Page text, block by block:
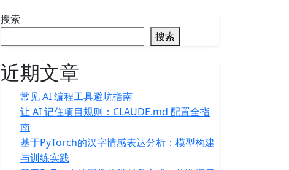
搜索
搜索
近期文章
常见 AI 编程工具避坑指南
让 AI 记住项目规则：CLAUDE.md 配置全指
南
基于PyTorch的汉字情感表达分析：模型构建
与训练实践